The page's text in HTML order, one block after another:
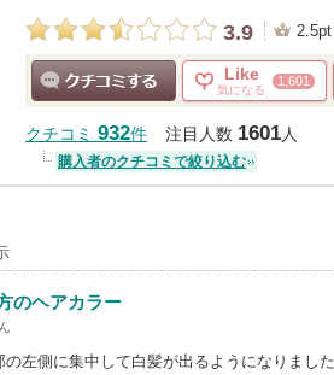
3.9 2.5pt
Like
気になる
1,601
クチコミ 932件 注目人数 1601人
購入者のクチコミで絞り込む
のヘアカラー
の左側に集中して白髪が出るようになりまし